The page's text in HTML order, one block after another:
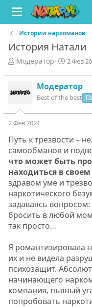
Истории наркоманов
История Натали
А
т
о
р
е
м
Модератор
Д
т
а
н
ч
а
2 Фев
Модератор
Best of the best
2 Фев 2021
Путь к трезвости –
самообманов и
что может быть
находиться в
здравом уме и
наркотического
задаваясь
бросить в любой
так просто…
Я романтизировала
их и не видела
психозащит.
начинающего
компания, пьяный
попробовать